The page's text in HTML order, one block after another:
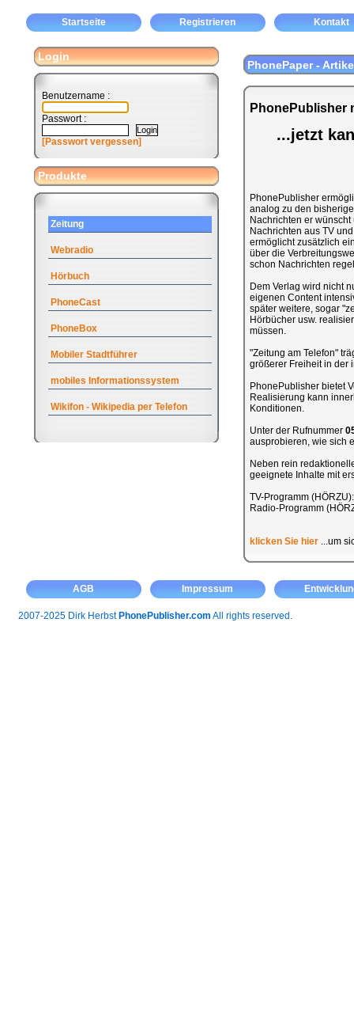
Startseite Registrieren Kontakt
Login
Benutzername :
Passwort :
[Passwort vergessen]
Produkte
Zeitung
Webradio
Hörbuch
PhoneCast
PhoneBox
Mobiler Stadtführer
mobiles Informationssystem
Wikifon - Wikipedia per Telefon
PhonePaper -
PhonePublisher
...jetzt
PhonePublisher
analog zu den
Nachrichten er
Nachrichten aus TV
ermöglicht zusätzlich
über die
schon Nachrichten
Dem Verlag wird nicht
eigenen Content
später weitere, sogar
Hörbücher usw.
müssen.
"Zeitung am Telefon"
größerer Freiheit in der
PhonePublisher bietet
Realisierung kann
Konditionen.
Unter der Rufnummer
ausprobieren, wie sich
Neben rein
geeignete Inhalte mit
TV-Programm
Radio-Programm
klicken Sie hier...um
AGB Impressum
2007-2025 Dirk Herbst PhonePublisher.com All rights reserved.